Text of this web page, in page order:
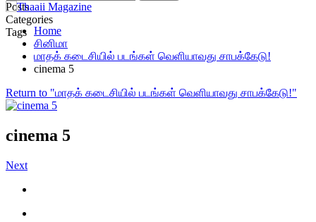
Posts
Categories
Tags Home
சினிமா
மாதக் கடைசியில் படங்கள் வெளியாவது சாபக்கேடு!
cinema 5
Return to "மாதக் கடைசியில் படங்கள் வெளியாவது சாபக்கேடு!"
cinema 5
Next